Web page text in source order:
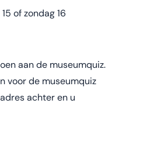
of zondag 16
aan de museumquiz.
voor de museumquiz
achter en u